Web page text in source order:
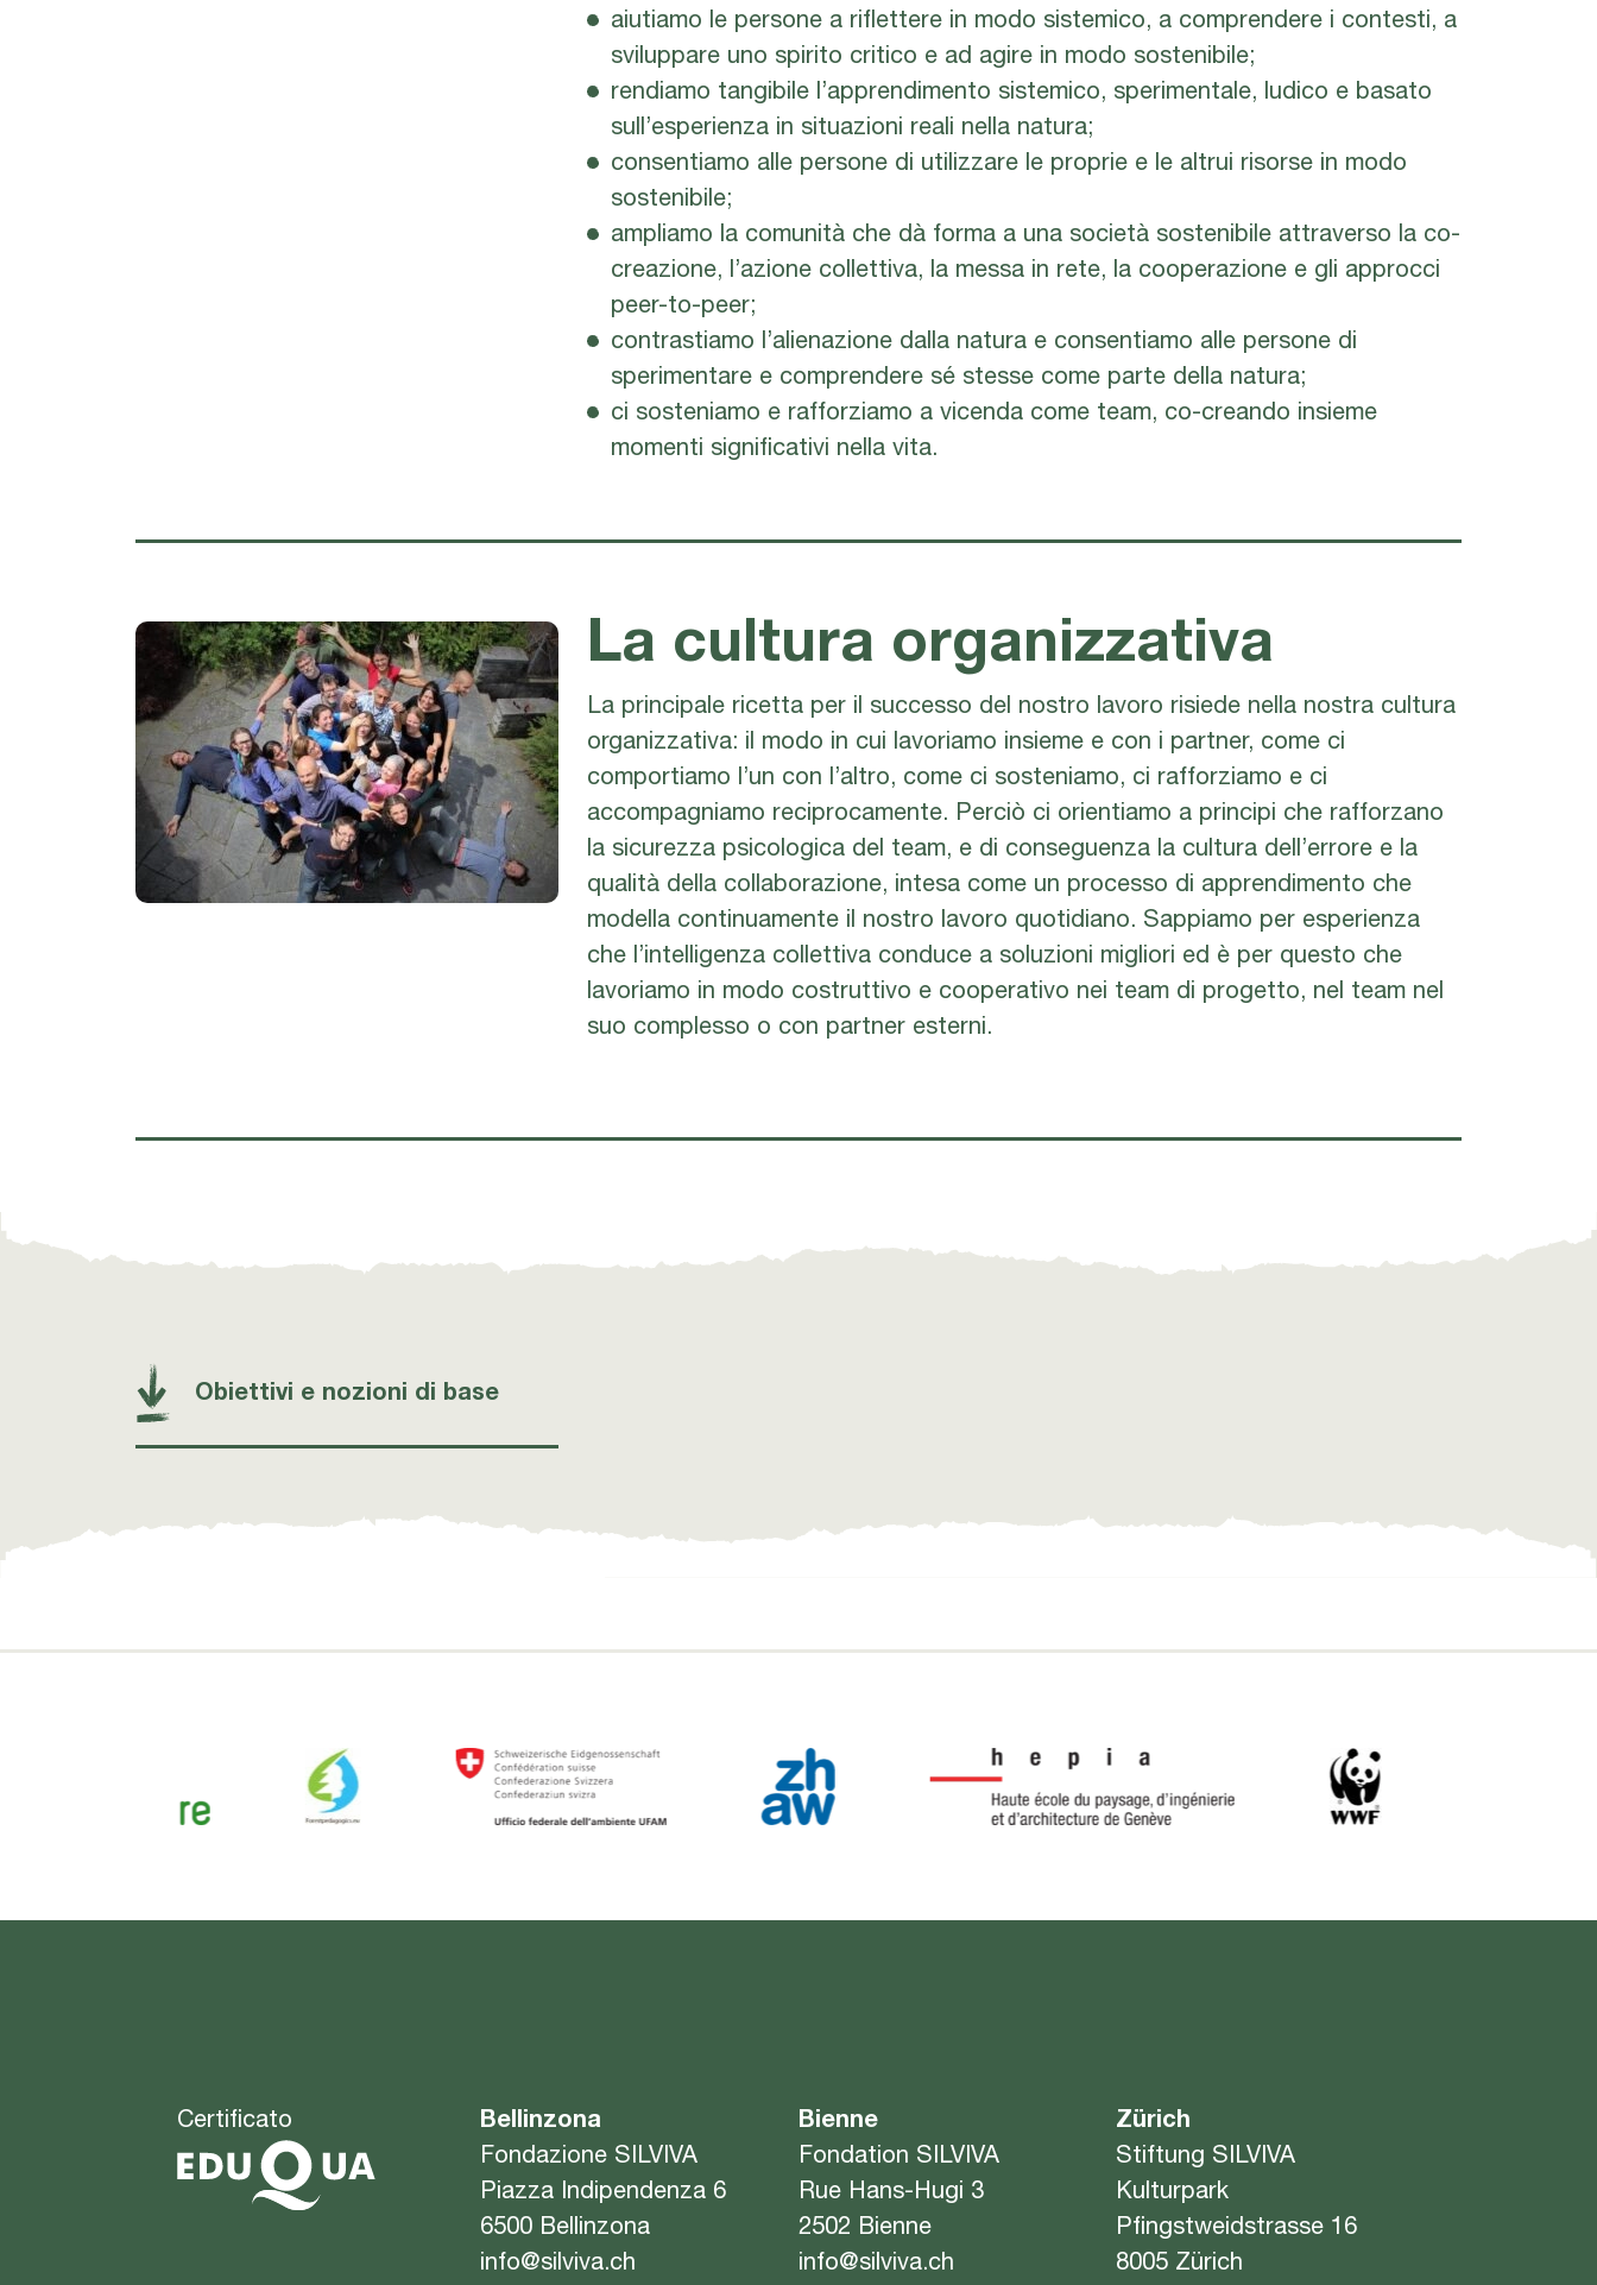
aiutiamo le persone a riflettere in modo sistemico, a comprendere i contesti, a
sviluppare uno spirito critico e ad agire in modo sostenibile;
rendiamo tangibile l’apprendimento sistemico, sperimentale, ludico e basato
sull’esperienza in situazioni reali nella natura;
consentiamo alle persone di utilizzare le proprie e le altrui risorse in modo
sostenibile;
ampliamo la comunità che dà forma a una società sostenibile attraverso la co-
creazione, l’azione collettiva, la messa in rete, la cooperazione e gli approcci
peer-to-peer;
contrastiamo l’alienazione dalla natura e consentiamo alle persone di
sperimentare e comprendere sé stesse come parte della natura;
ci sosteniamo e rafforziamo a vicenda come team, co-creando insieme
momenti significativi nella vita.
La cultura organizzativa
La principale ricetta per il successo del nostro lavoro risiede nella nostra cultura
organizzativa: il modo in cui lavoriamo insieme e con i partner, come ci
comportiamo l’un con l’altro, come ci sosteniamo, ci rafforziamo e ci
accompagniamo reciprocamente. Perciò ci orientiamo a principi che rafforzano
la sicurezza psicologica del team, e di conseguenza la cultura dell’errore e la
qualità della collaborazione, intesa come un processo di apprendimento che
modella continuamente il nostro lavoro quotidiano. Sappiamo per esperienza
che l’intelligenza collettiva conduce a soluzioni migliori ed è per questo che
lavoriamo in modo costruttivo e cooperativo nei team di progetto, nel team nel
suo complesso o con partner esterni.
Obiettivi e nozioni di base
Certificato
Bellinzona
Fondazione SILVIVA
Piazza Indipendenza 6
6500 Bellinzona
info@silviva.ch
Bienne
Fondation SILVIVA
Rue Hans-Hugi 3
2502 Bienne
info@silviva.ch
Zürich
Stiftung SILVIVA
Kulturpark
Pfingstweidstrasse 16
8005 Zürich